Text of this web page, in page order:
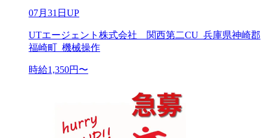
07月31日UP
UTエージェント株式会社 関西第二CU_兵庫県神崎郡
福崎町_機械操作
時給1,350円〜